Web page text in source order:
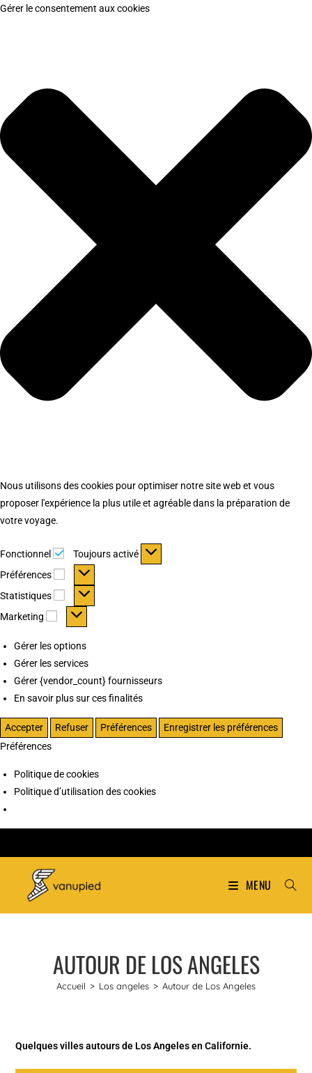
Gérer le consentement aux cookies
Nous utilisons des cookies pour optimiser notre site web et vous
proposer l'expérience la plus utile et agréable dans la préparation de
votre voyage.
Fonctionnel Fonctionnel
Toujours activé
Préférences
Préférences
Statistiques Statistiques
Marketing Marketing
Gérer les options
Gérer les services
Gérer {vendor_count} fournisseurs
En savoir plus sur ces finalités
Accepter Refuser Préférences
Enregistrer les préférences
Préférences
Politique de cookies
Politique d’utilisation des cookies
MENU
AUTOUR DE LOS ANGELES
Accueil > Los angeles > Autour de Los Angeles
Quelques villes autours de Los Angeles en Californie.